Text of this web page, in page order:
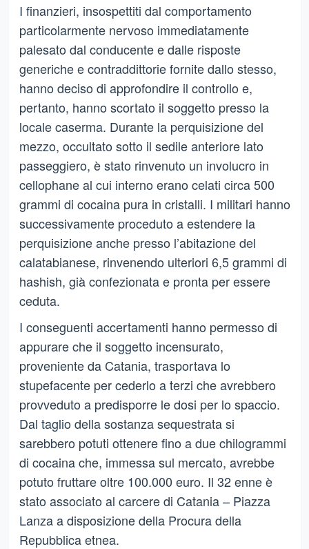
I finanzieri, insospettiti dal comportamento
particolarmente nervoso immediatamente
palesato dal conducente e dalle risposte
generiche e contraddittorie fornite dallo stesso,
hanno deciso di approfondire il controllo e,
pertanto, hanno scortato il soggetto presso la
locale caserma. Durante la perquisizione del
mezzo, occultato sotto il sedile anteriore lato
passeggiero, è stato rinvenuto un involucro in
cellophane al cui interno erano celati circa 500
grammi di cocaina pura in cristalli. I militari hanno
successivamente proceduto a estendere la
perquisizione anche presso l’abitazione del
calatabianese, rinvenendo ulteriori 6,5 grammi di
hashish, già confezionata e pronta per essere
ceduta.
I conseguenti accertamenti hanno permesso di
appurare che il soggetto incensurato,
proveniente da Catania, trasportava lo
stupefacente per cederlo a terzi che avrebbero
provveduto a predisporre le dosi per lo spaccio.
Dal taglio della sostanza sequestrata si
sarebbero potuti ottenere fino a due chilogrammi
di cocaina che, immessa sul mercato, avrebbe
potuto fruttare oltre 100.000 euro. Il 32 enne è
stato associato al carcere di Catania – Piazza
Lanza a disposizione della Procura della
Repubblica etnea.